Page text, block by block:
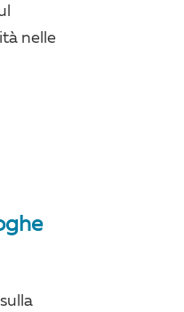
nelle